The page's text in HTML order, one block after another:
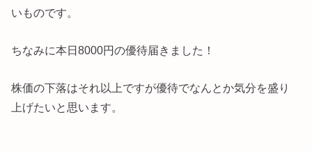
いものです。
ちなみに本日8000円の優待届きました！
株価の下落はそれ以上ですが優待でなんとか気分を盛り
上げたいと思います。